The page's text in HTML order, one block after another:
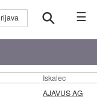
☰
Iskalec
AJAVUS AG